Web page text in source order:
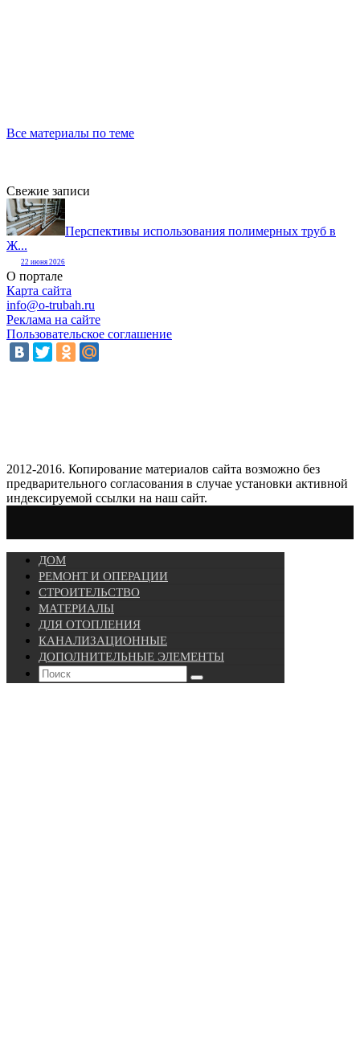
Все материалы по теме
Свежие записи
Перспективы использования полимерных труб в
Ж...
22 июня 2026
О портале
Карта сайта
info@o-trubah.ru
Реклама на сайте
Пользовательское соглашение
2012-2016. Копирование материалов сайта возможно без
предварительного согласования в случае установки активной
индексируемой ссылки на наш сайт.
ДОМ
РЕМОНТ И ОПЕРАЦИИ
СТРОИТЕЛЬСТВО
МАТЕРИАЛЫ
ДЛЯ ОТОПЛЕНИЯ
КАНАЛИЗАЦИОННЫЕ
ДОПОЛНИТЕЛЬНЫЕ ЭЛЕМЕНТЫ